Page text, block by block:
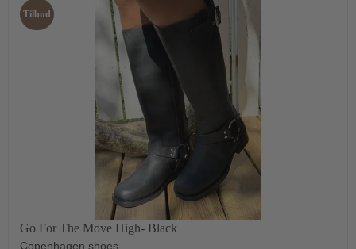
Tilbud
Go For The Move High- Black
Copenhagen shoes